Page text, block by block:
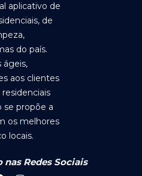
aplicativo de
de
do país.
ágeis,
aos clientes
se propõe a
os melhores
locais.
Redes Sociais